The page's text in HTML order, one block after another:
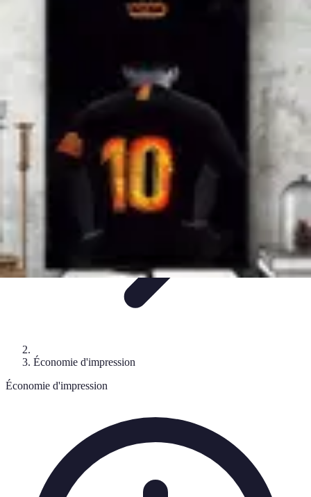
Impact environnemental
Économie d'impression
Économie d'impression